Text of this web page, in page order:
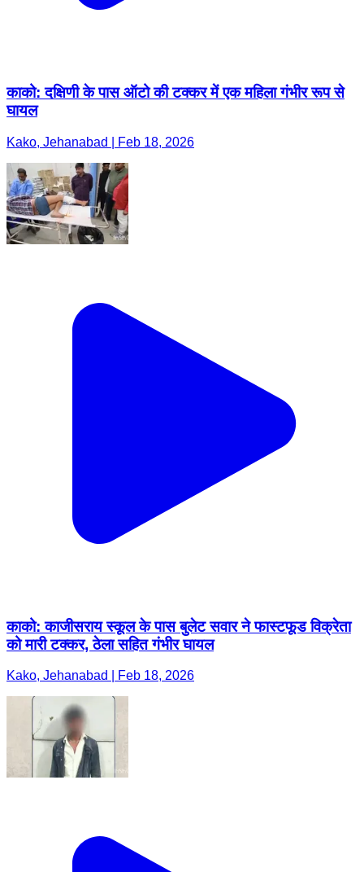
काको: दक्षिणी के पास ऑटो की टक्कर में एक महिला गंभीर रूप से
घायल
Kako, Jehanabad | Feb 18, 2026
काको: काजीसराय स्कूल के पास बुलेट सवार ने फास्टफूड विक्रेता
को मारी टक्कर, ठेला सहित गंभीर घायल
Kako, Jehanabad | Feb 18, 2026